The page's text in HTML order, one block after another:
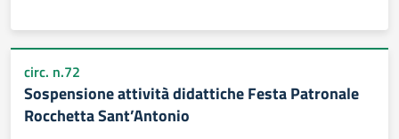
circ. n.72
Sospensione attività didattiche Festa Patronale
Rocchetta Sant’Antonio